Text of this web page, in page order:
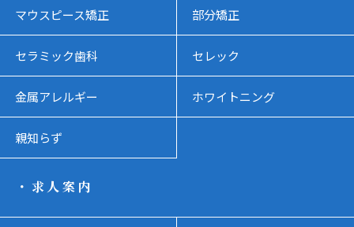
マウスピース矯正 部分矯正
セラミック歯科 セレック
金属アレルギー ホワイトニング
親知らず
・求人案内